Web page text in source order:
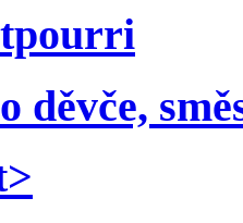
děvče,